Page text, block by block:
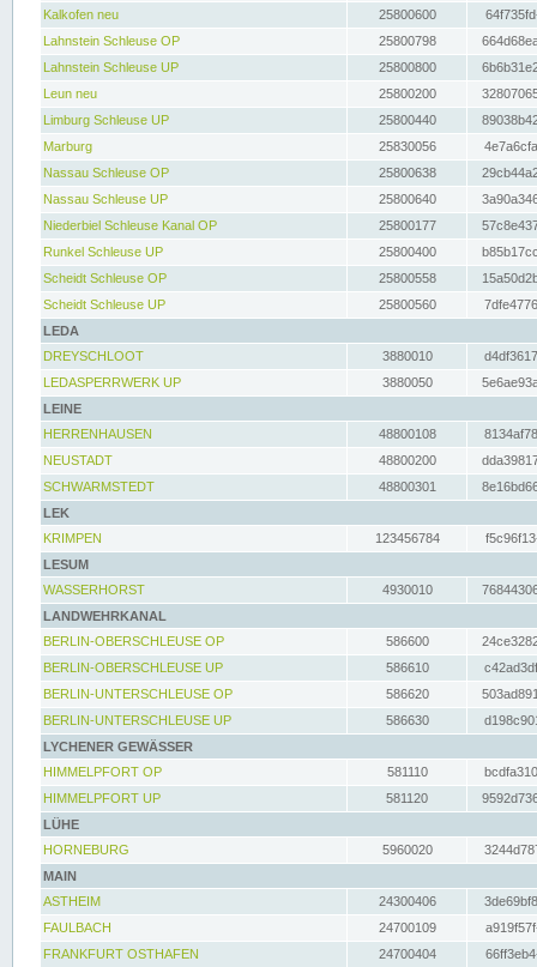
Kalkofen neu
25800600
Lahnstein Schleuse OP
25800798
Lahnstein Schleuse UP
25800800
Leun neu
25800200
Limburg Schleuse UP
25800440
Marburg
25830056
Nassau Schleuse OP
25800638
Nassau Schleuse UP
25800640
Niederbiel Schleuse Kanal OP
25800177
Runkel Schleuse UP
25800400
Scheidt Schleuse OP
25800558
Scheidt Schleuse UP
25800560
LEDA
DREYSCHLOOT
3880010
LEDASPERRWERK UP
3880050
LEINE
HERRENHAUSEN
48800108
NEUSTADT
48800200
SCHWARMSTEDT
48800301
LEK
KRIMPEN
123456784
LESUM
WASSERHORST
4930010
LANDWEHRKANAL
BERLIN-OBERSCHLEUSE OP
586600
BERLIN-OBERSCHLEUSE UP
586610
BERLIN-UNTERSCHLEUSE OP
586620
BERLIN-UNTERSCHLEUSE UP
586630
LYCHENER GEWÄSSER
HIMMELPFORT OP
581110
HIMMELPFORT UP
581120
LÜHE
HORNEBURG
5960020
MAIN
ASTHEIM
24300406
FAULBACH
24700109
FRANKFURT OSTHAFEN
24700404